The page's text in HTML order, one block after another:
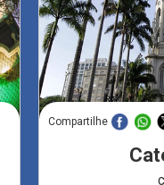
Compartilhe